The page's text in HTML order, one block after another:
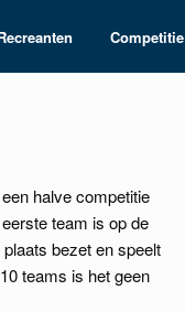
Competitie
halve competitie
team is op de
bezet en speelt
teams is het geen